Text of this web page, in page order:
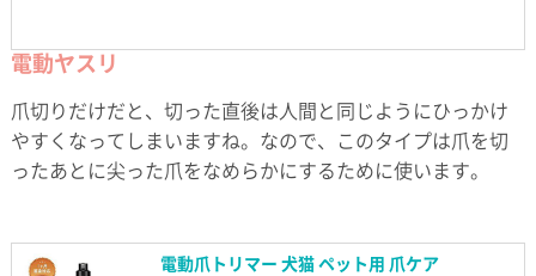
電動ヤスリ
爪切りだけだと、切った直後は人間と同じようにひっかけ
やすくなってしまいますね。なので、このタイプは爪を切
ったあとに尖った爪をなめらかにするために使います。
電動爪トリマー 犬猫 ペット用 爪ケア